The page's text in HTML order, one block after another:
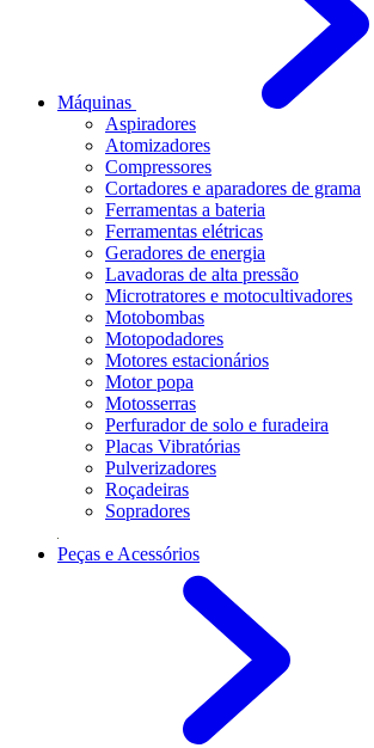
Máquinas
Aspiradores
Atomizadores
Compressores
Cortadores e aparadores de grama
Ferramentas a bateria
Ferramentas elétricas
Geradores de energia
Lavadoras de alta pressão
Microtratores e motocultivadores
Motobombas
Motopodadores
Motores estacionários
Motor popa
Motosserras
Perfurador de solo e furadeira
Placas Vibratórias
Pulverizadores
Roçadeiras
Sopradores
Peças e Acessórios